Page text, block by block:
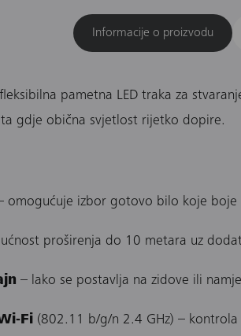
Informacije o proizvodu
pametna LED traka za
gdje obična svjetlost rijetko dopire.
omogućuje izbor gotovo bilo koje boje
proširenja do 10 metara uz
– lako se postavlja na zidove ili
(802.11 b/g/n 2.4 GHz) –